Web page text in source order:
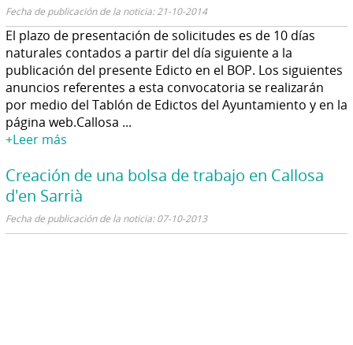
Fecha de publicación de la noticia: 21-10-2014
El plazo de presentación de solicitudes es de 10 días
naturales contados a partir del día siguiente a la
publicación del presente Edicto en el BOP. Los siguientes
anuncios referentes a esta convocatoria se realizarán
por medio del Tablón de Edictos del Ayuntamiento y en la
página web.Callosa ...
+Leer más
Creación de una bolsa de trabajo en Callosa
d'en Sarrià
Fecha de publicación de la noticia: 07-10-2013